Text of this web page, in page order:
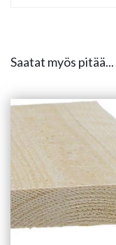
Saatat myös pitää...